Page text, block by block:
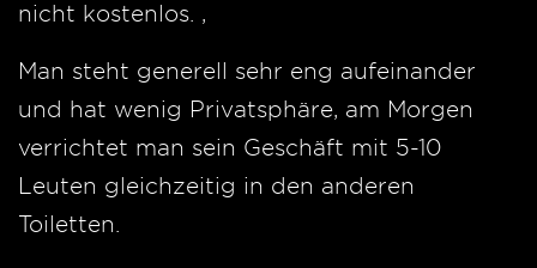
nicht kostenlos. ,
Man steht generell sehr eng aufeinander
und hat wenig Privatsphäre, am Morgen
verrichtet man sein Geschäft mit 5-10
Leuten gleichzeitig in den anderen
Toiletten.